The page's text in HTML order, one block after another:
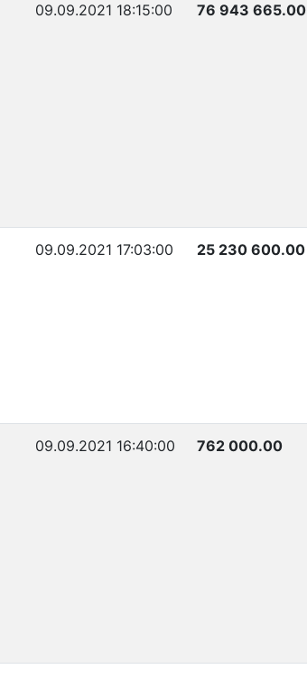
09.09.2021 18:15:00 76 943 665.00
09.09.2021 17:03:00 25 230 600.00
09.09.2021 16:40:00 762 000.00